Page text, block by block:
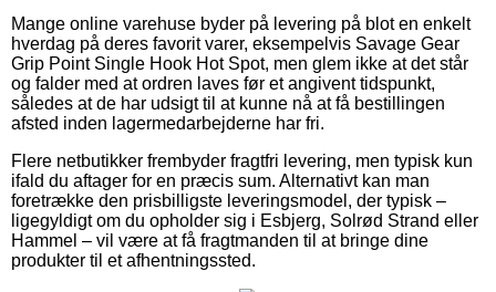
Mange online varehuse byder på levering på blot en enkelt
hverdag på deres favorit varer, eksempelvis Savage Gear
Grip Point Single Hook Hot Spot, men glem ikke at det står
og falder med at ordren laves før et angivent tidspunkt,
således at de har udsigt til at kunne nå at få bestillingen
afsted inden lagermedarbejderne har fri.
Flere netbutikker frembyder fragtfri levering, men typisk kun
ifald du aftager for en præcis sum. Alternativt kan man
foretrække den prisbilligste leveringsmodel, der typisk –
ligegyldigt om du opholder sig i Esbjerg, Solrød Strand eller
Hammel – vil være at få fragtmanden til at bringe dine
produkter til et afhentningssted.